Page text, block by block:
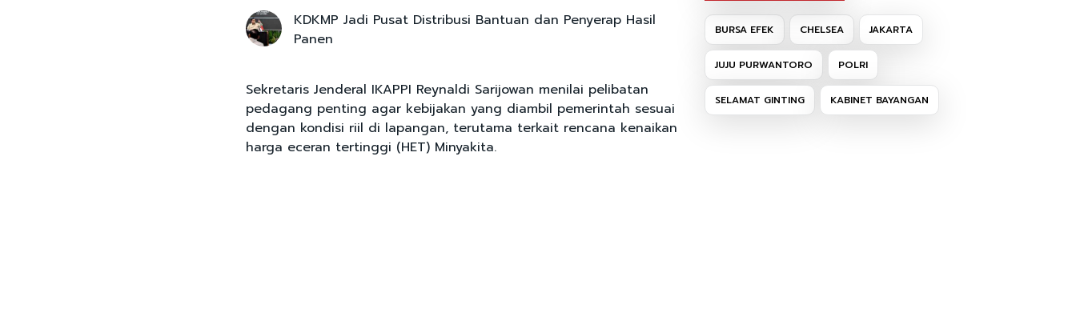
KDKMP Jadi Pusat Distribusi Bantuan dan Penyerap Hasil
Panen
Sekretaris Jenderal IKAPPI Reynaldi Sarijowan menilai pelibatan
pedagang penting agar kebijakan yang diambil pemerintah sesuai
dengan kondisi riil di lapangan, terutama terkait rencana kenaikan
harga eceran tertinggi (HET) Minyakita.
BURSA EFEK CHELSEA JAKARTA
JUJU PURWANTORO POLRI
SELAMAT GINTING KABINET BAYANGAN